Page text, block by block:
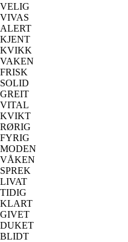
VELIG
VIVAS
ALERT
KJENT
KVIKK
VAKEN
FRISK
SOLID
GREIT
VITAL
KVIKT
RØRIG
FYRIG
MODEN
VÅKEN
SPREK
LIVAT
TIDIG
KLART
GIVET
DUKET
BLIDT